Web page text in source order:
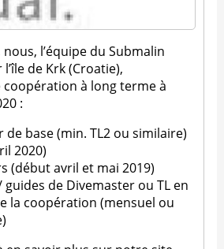
l’équipe du Submalin
de Krk (Croatie),
à long terme à
:
de base (min. TL2 ou similaire)
2020)
(début avril et mai 2019)
guides de Divemaster ou TL en
la coopération (mensuel ou